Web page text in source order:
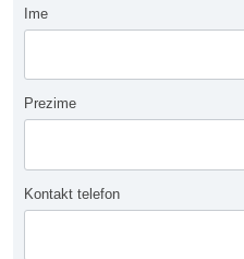
Ime
Prezime
Kontakt telefon